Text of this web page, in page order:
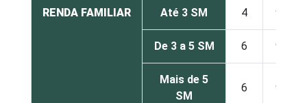
RENDA FAMILIAR Até 3 SM 4 96
De 3 a 5 SM 6 94
Mais de 5
SM
6 94